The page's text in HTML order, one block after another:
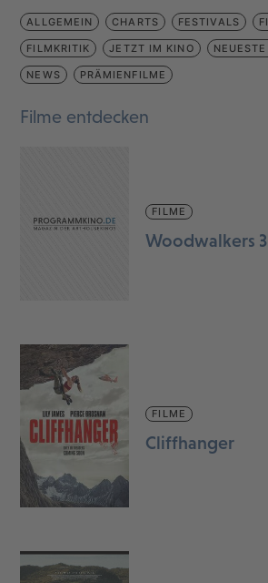
ALLGEMEIN CHARTS FESTIVALS
FILMKRITIK JETZT IM KINO
NEWS PRÄMIENFILME
Filme entdecken
FILME
Woodwalkers 3
FILME
Cliffhanger